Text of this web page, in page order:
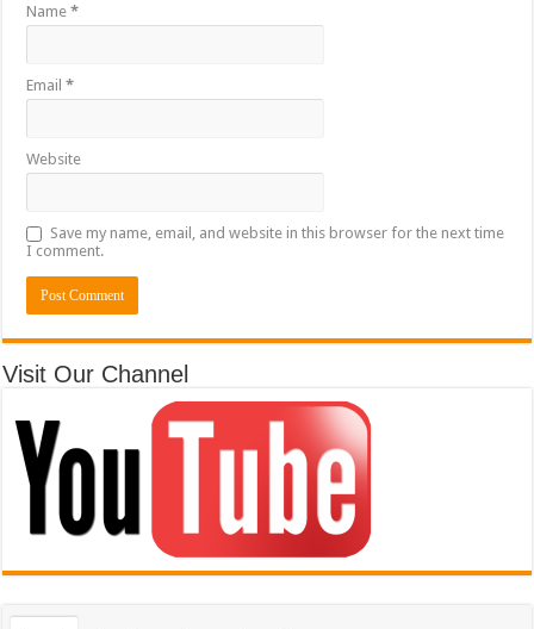
Name*
Email*
Website
Save my name, email, and website in this browser for the next time
I comment.
Visit Our Channel